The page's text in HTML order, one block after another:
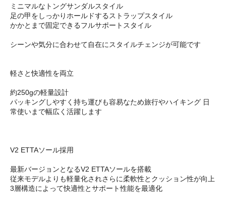
ミニマルなトングサンダルスタイル
足の甲をしっかりホールドするストラップスタイル
かかとまで固定できるフルサポートスタイル
シーンや気分に合わせて自在にスタイルチェンジが可能です
軽さと快適性を両立
約250gの軽量設計
パッキングしやすく持ち運びも容易なため旅行やハイキング 日
常使いまで幅広く活躍します
V2 ETTAソール採用
最新バージョンとなるV2 ETTAソールを搭載
従来モデルよりも軽量化されさらに柔軟性とクッション性が向上
3層構造によって快適性とサポート性能を最適化